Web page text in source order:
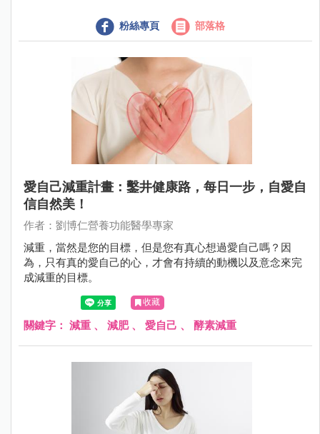
粉絲專頁 部落格
愛自己減重計畫：鑿井健康路，每日一步，自愛自
信自然美！
作者：劉博仁營養功能醫學專家
減重，當然是您的目標，但是您有真心想過愛自己嗎？因
為，只有真的愛自己的心，才會有持續的動機以及意念來完
成減重的目標。
收藏
關鍵字： 減重 、 減肥、 愛自己 、 酵素減重